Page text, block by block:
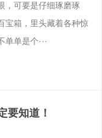
，可要是仔细琢磨琢
宝箱，里头藏着各种惊
单是个···
要知道！